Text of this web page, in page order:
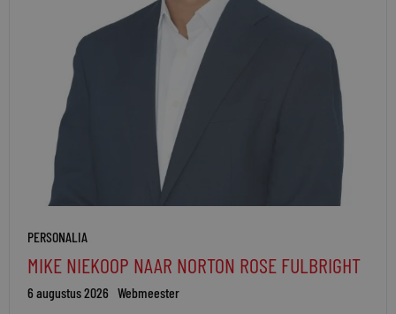
PERSONALIA
MIKE NIEKOOP NAAR NORTON ROSE FULBRIGHT
6 augustus 2026 Webmeester